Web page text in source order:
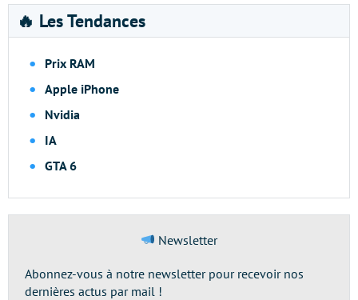
🔥 Les Tendances
Prix RAM
Apple iPhone
Nvidia
IA
GTA 6
Newsletter
Abonnez-vous à notre newsletter pour recevoir nos
dernières actus par mail !